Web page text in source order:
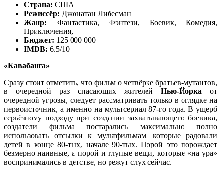
Страна: США
Режиссёр: Джонатан Либесман
Жанр: Фантастика, Фэнтези, Боевик, Комедия,
Приключения,
Бюджет: 125 000 000
IMDB: 6.5/10
«Кавабанга»
Сразу стоит отметить, что фильм о четвёрке братьев-мутантов,
в очередной раз спасающих жителей Нью-Йорка от
очередной угрозы, следует рассматривать только в оглядке на
первоисточник, а именно на мультсериал 87-го года. В ущерб
серьёзному подходу при создании захватывающего боевика,
создатели фильма постарались максимально полно
использовать отсылки к мультфильмам, которые радовали
детей в конце 80-тых, начале 90-тых. Порой это порождает
безмерно наивные, а порой и глупые вещи, которые «на ура»
воспринимались в детстве, но режут слух сейчас.